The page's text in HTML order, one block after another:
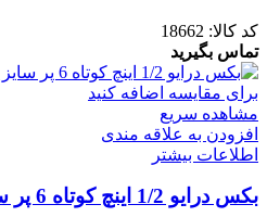
کد کالا: 18662
تماس بگیرید
برای مقایسه اضافه کنید
مشاهده سریع
افزودن به علاقه مندی
اطلاعات بیشتر
بکس درایو 1/2 اینچ کوتاه 6 پر سایز 27 توسن